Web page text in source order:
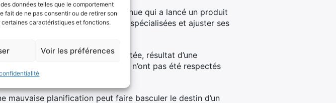
données telles que le comportement
fait de ne pas consentir ou de retirer son
caractéristiques et fonctions.
Voir les préférences
entreprise technologique reconnue qui a lancé un produit
les besoins en compétences spécialisées et ajuster ses
freinée par une capacité inadaptée, résultat d’une
coûts ont explosé, les délais n’ont pas été respectés
au vent.
mauvaise planification peut faire basculer le destin d’un